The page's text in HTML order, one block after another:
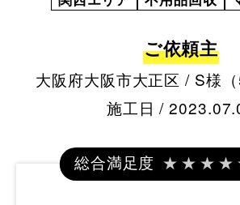
ご依頼主
大阪府大阪市大正区 / S様（
施工日 /
総合満足度